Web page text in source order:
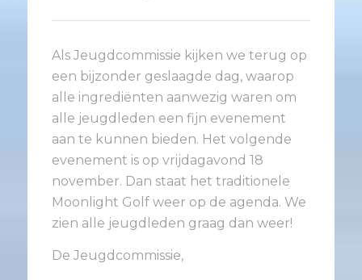
Als Jeugdcommissie kijken we terug op
een bijzonder geslaagde dag, waarop
alle ingrediënten aanwezig waren om
alle jeugdleden een fijn evenement
aan te kunnen bieden. Het volgende
evenement is op vrijdagavond 18
november. Dan staat het traditionele
Moonlight Golf weer op de agenda. We
zien alle jeugdleden graag dan weer!
De Jeugdcommissie,